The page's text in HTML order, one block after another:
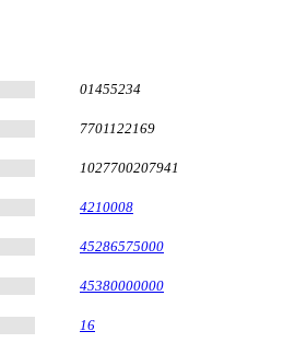
01455234
7701122169
1027700207941
4210008
45286575000
45380000000
16